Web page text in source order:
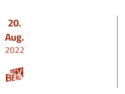
20.
Aug.
2022